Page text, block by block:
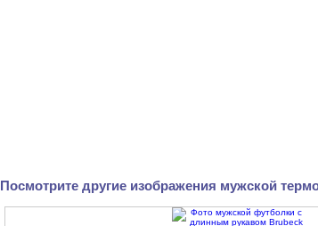
Посмотрите другие изображения мужской